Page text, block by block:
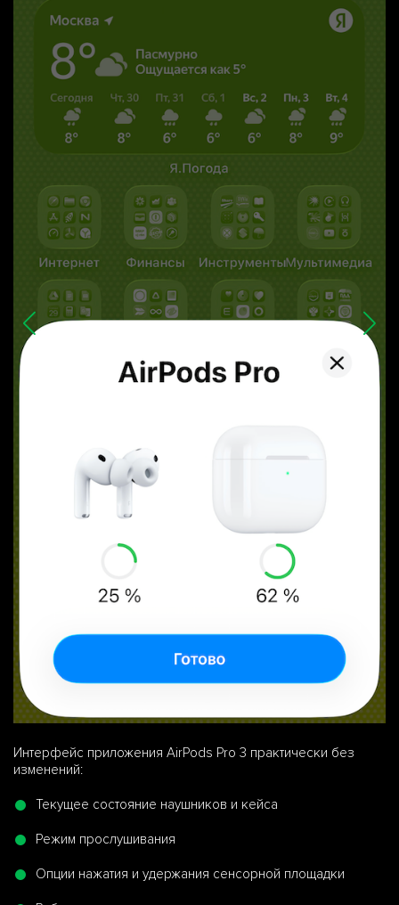
Интерфейс приложения AirPods Pro 3 практически без
изменений:
Текущее состояние наушников и кейса
Режим прослушивания
Опции нажатия и удержания сенсорной площадки